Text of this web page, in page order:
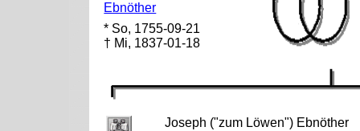
Ebnöther
* So, 1755-09-21
† Mi, 1837-01-18
Joseph ("zum Löwen") Ebnöther